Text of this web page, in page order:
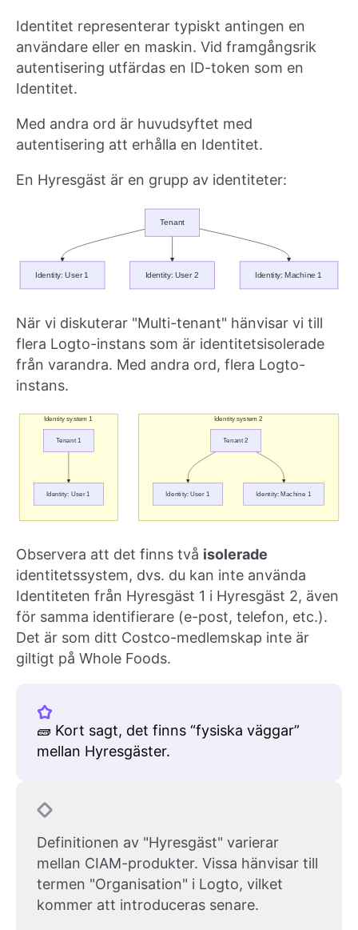
Identitet representerar typiskt antingen en
användare eller en maskin. Vid framgångsrik
autentisering utfärdas en ID-token som en
Identitet.
Med andra ord är huvudsyftet med
autentisering att erhålla en Identitet.
En Hyresgäst är en grupp av identiteter:
När vi diskuterar "Multi-tenant" hänvisar vi till
flera Logto-instans som är identitetsisolerade
från varandra. Med andra ord, flera Logto-
instans.
Observera att det finns två isolerade
identitetssystem, dvs. du kan inte använda
Identiteten från Hyresgäst 1 i Hyresgäst 2, även
för samma identifierare (e-post, telefon, etc.).
Det är som ditt Costco-medlemskap inte är
giltigt på Whole Foods.
🧱 Kort sagt, det finns “fysiska väggar”
mellan Hyresgäster.
Definitionen av "Hyresgäst" varierar
mellan CIAM-produkter. Vissa hänvisar till
termen "Organisation" i Logto, vilket
kommer att introduceras senare.